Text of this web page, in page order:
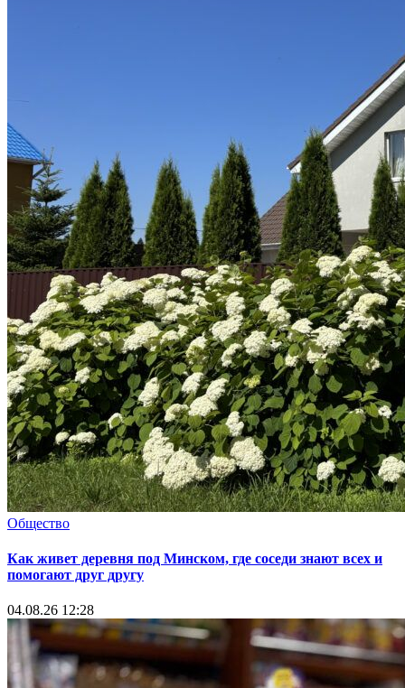
Общество
Как живет деревня под Минском, где соседи знают всех и
помогают друг другу
04.08.26 12:28